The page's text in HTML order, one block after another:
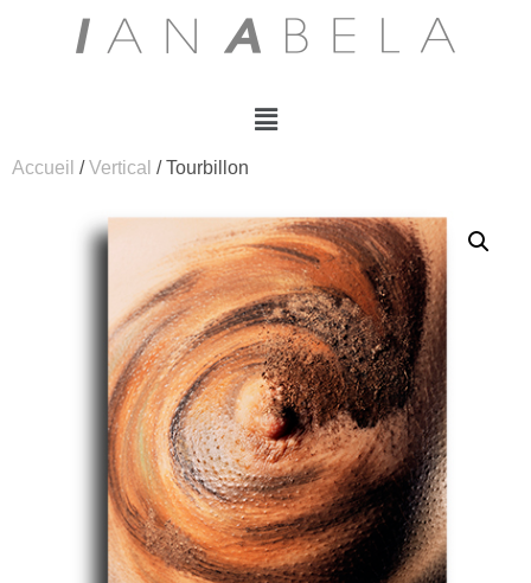
Accueil /Vertical / Tourbillon